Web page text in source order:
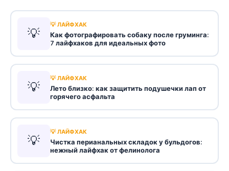
💡
💡 ЛАЙФХАК
Как фотографировать собаку после груминга:
7 лайфхаков для идеальных фото
💡
💡 ЛАЙФХАК
Лето близко: как защитить подушечки лап от
горячего асфальта
💡
💡 ЛАЙФХАК
Чистка перианальных складок у бульдогов:
нежный лайфхак от фелинолога